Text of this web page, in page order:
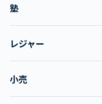
塾
レジャー
小売